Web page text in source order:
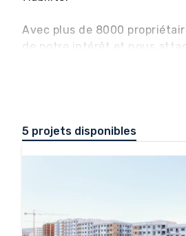
Avec plus de 8000
de notre intérêt et nous
travers le respect des
choix des matériaux de très
5 projets disponibles